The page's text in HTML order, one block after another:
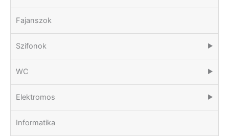
Fajanszok
Szifonok ▶
WC ▶
Elektromos ▶
Informatika